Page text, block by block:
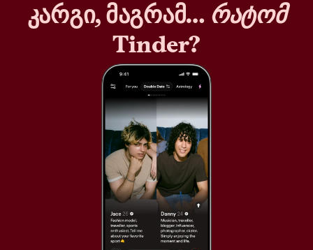
კარგი, მაგრამ… რატომ
Tinder?